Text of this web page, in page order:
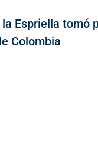
Espriella tomó
Colombia